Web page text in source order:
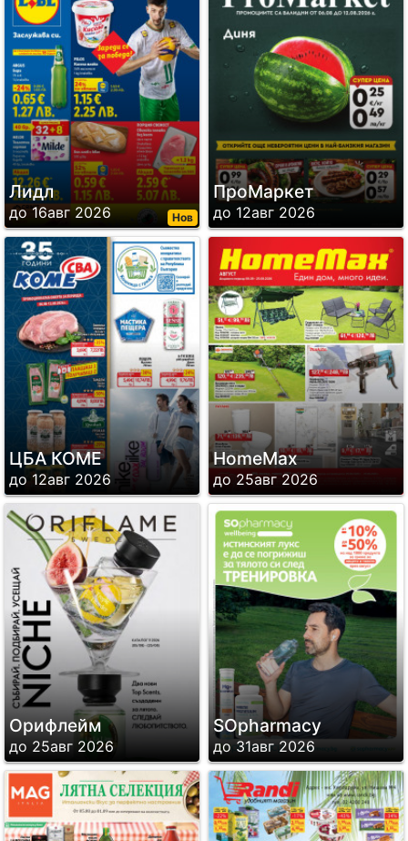
Нов
Лидл
до 16авг 2026
ПроМаркет
до 12авг 2026
ЦБА КОМЕ
до 12авг 2026
HomeMax
до 25авг 2026
Орифлейм
до 25авг 2026
SОpharmacy
до 31авг 2026